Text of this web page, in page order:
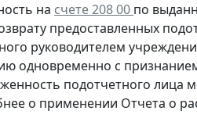
на счете 208 00 по
предоставленных
руководителем
одновременно с
подотчетного
о применении Отчета о